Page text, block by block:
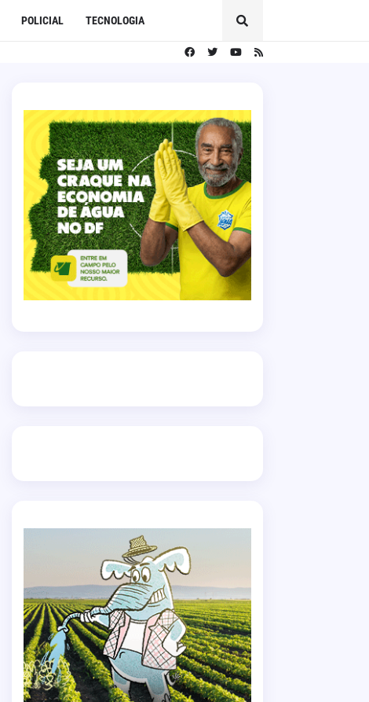
POLICIAL TECNOLOGIA